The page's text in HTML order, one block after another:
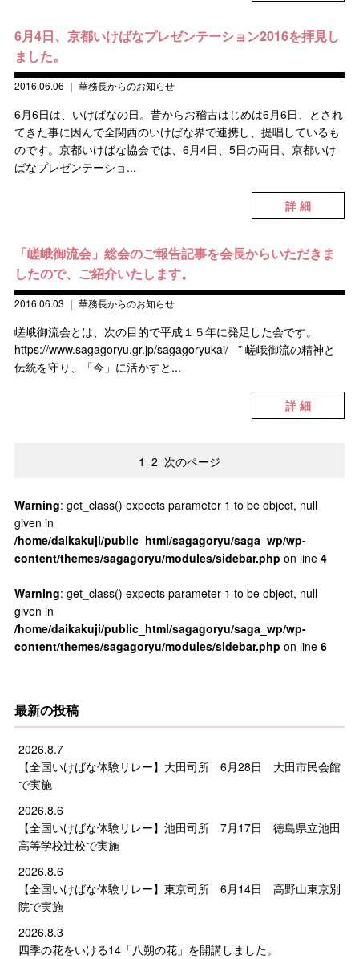
6月4日、京都いけばなプレゼンテーション2016を拝見し
ました。
2016.06.06 ｜ 華務長からのお知らせ
6月6日は、いけばなの日。昔からお稽古はじめは6月6日、とされ
てきた事に因んで全関西のいけばな界で連携し、提唱しているも
のです。京都いけばな協会では、6月4日、5日の両日、京都いけ
ばなプレゼンテーショ...
詳 細
「嵯峨御流会」総会のご報告記事を会長からいただきま
したので、ご紹介いたします。
2016.06.03 ｜ 華務長からのお知らせ
嵯峨御流会とは、次の目的で平成１５年に発足した会です。
https://www.sagagoryu.gr.jp/sagagoryukai/ * 嵯峨御流の精神と
伝統を守り、「今」に活かすと...
詳 細
1 2 次のページ
Warning: get_class() expects parameter 1 to be object, null
given in
/home/daikakuji/public_html/sagagoryu/saga_wp/wp-
content/themes/sagagoryu/modules/sidebar.php on line 4
Warning: get_class() expects parameter 1 to be object, null
given in
/home/daikakuji/public_html/sagagoryu/saga_wp/wp-
content/themes/sagagoryu/modules/sidebar.php on line 6
最新の投稿
2026.8.7
【全国いけばな体験リレー】大田司所 6月28日 大田市民会館
で実施
2026.8.6
【全国いけばな体験リレー】池田司所 7月17日 徳島県立池田
高等学校辻校で実施
2026.8.6
【全国いけばな体験リレー】東京司所 6月14日 高野山東京別
院で実施
2026.8.3
四季の花をいける14「八朔の花」を開講しました。